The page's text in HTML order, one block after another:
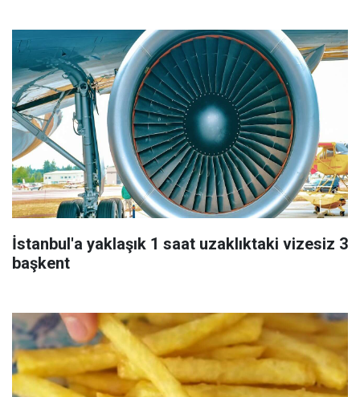
İstanbul'a yaklaşık 1 saat uzaklıktaki vizesiz 3
başkent